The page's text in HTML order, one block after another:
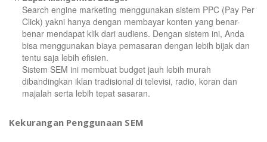
Search engine marketing menggunakan sistem PPC (Pay Per
Click) yakni hanya dengan membayar konten yang benar-
benar mendapat klik dari audiens. Dengan sistem ini, Anda
bisa menggunakan biaya pemasaran dengan lebih bijak dan
tentu saja lebih efisien.
Sistem SEM ini membuat budget jauh lebih murah
dibandingkan iklan tradisional di televisi, radio, koran dan
majalah serta lebih tepat sasaran.
Kekurangan Penggunaan SEM